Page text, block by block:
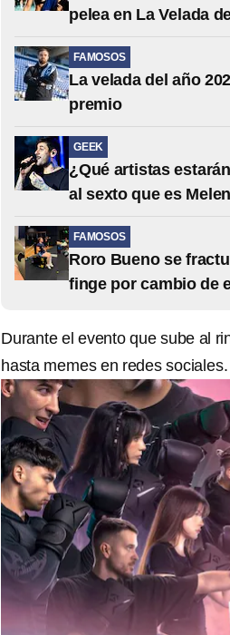
pelea en La Velada
FAMOSOS
La velada del año
premio
GEEK
¿Qué artistas
al sexto que es
FAMOSOS
Roro Bueno se
finge por cambio de
Durante el evento que sube al
hasta memes en redes sociales.